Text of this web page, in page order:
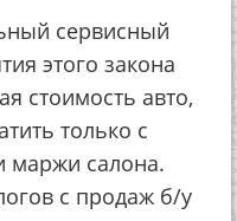
сервисный
этого закона
стоимость авто,
только с
маржи салона.
с продаж б/у